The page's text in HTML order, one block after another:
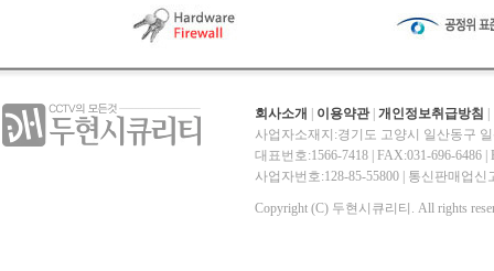
회사소개 이용약관| 개인정보취급방침
사업자소재지:경기도 고양시 일산동구
대표번호:1566-7418 | FAX:031-696-6486 |
사업자번호:128-85-55800 | 통신판매업
Copyright (C) 두현시큐리티. All rights